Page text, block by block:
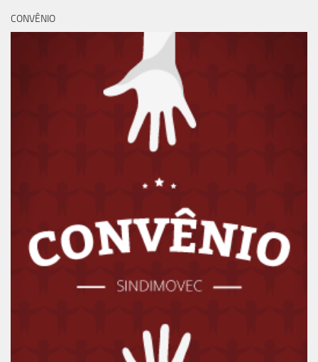
CONVÊNIO